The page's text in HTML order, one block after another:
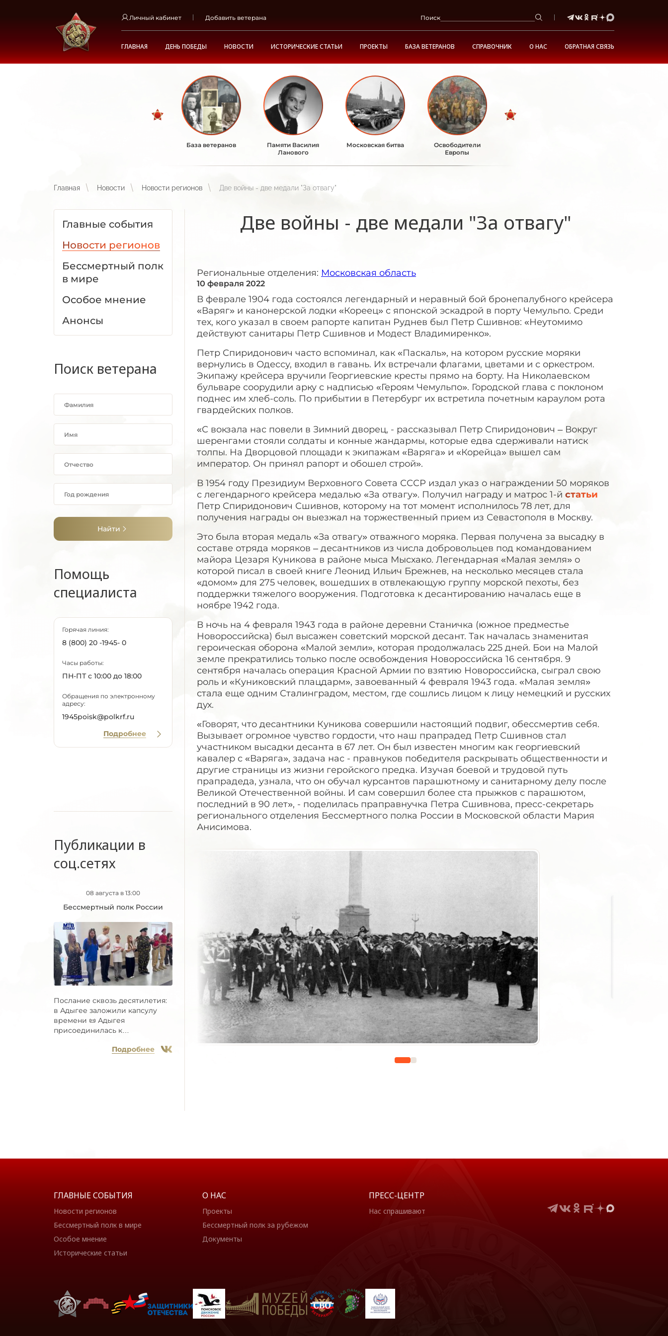
Личный кабинет Добавить ветерана Поиск
ГЛАВНАЯ ДЕНЬ ПОБЕДЫ НОВОСТИ ИСТОРИЧЕСКИЕ СТАТЬИ ПРОЕКТЫ БАЗА ВЕТЕРАНОВ СПРАВОЧНИК О НАС ОБРАТНАЯ СВЯЗЬ
База ветеранов
Памяти Василия
Ланового
Московская битва
Освободители
Европы
Главная Новости Новости регионов Две войны - две медали "За отвагу"
Главные события
Новости регионов
Бессмертный полк
в мире
Особое мнение
Анонсы
Поиск ветерана
Найти
Помощь
специалиста
Горячая линия:
8 (800) 20 -1945- 0
Часы работы:
ПН-ПТ с 10:00 до 18:00
Обращения по электронному
адресу:
1945poisk@polkrf.ru
Подробнее
Публикации в
соц.сетях
08 августа в 13:00
Бессмертный полк России
Послание сквозь десятилетия:
в Адыгее заложили капсулу
времени 📜 Адыгея
присоединилась к
Подробнее
Две войны - две медали "За отвагу"
Региональные отделения: Московская область
10 февраля 2022
В феврале 1904 года состоялся легендарный и неравный бой бронепалубного крейсера
«Варяг» и канонерской лодки «Кореец» с японской эскадрой в порту Чемульпо. Среди
тех, кого указал в своем рапорте капитан Руднев был Петр Сшивнов: «Неутомимо
действуют санитары Петр Сшивнов и Модест Владимиренко».
Петр Спиридонович часто вспоминал, как «Паскаль», на котором русские моряки
вернулись в Одессу, входил в гавань. Их встречали флагами, цветами и с оркестром.
Экипажу крейсера вручили Георгиевские кресты прямо на борту. На Николаевском
бульваре соорудили арку с надписью «Героям Чемульпо». Городской глава с поклоном
поднес им хлеб-соль. По прибытии в Петербург их встретила почетным караулом рота
гвардейских полков.
«С вокзала нас повели в Зимний дворец, - рассказывал Петр Спиридонович – Вокруг
шеренгами стояли солдаты и конные жандармы, которые едва сдерживали натиск
толпы. На Дворцовой площади к экипажам «Варяга» и «Корейца» вышел сам
император. Он принял рапорт и обошел строй».
В 1954 году Президиум Верховного Совета СССР издал указ о награждении 50 моряков
с легендарного крейсера медалью «За отвагу». Получил награду и матрос 1-й статьи
Петр Спиридонович Сшивнов, которому на тот момент исполнилось 78 лет, для
получения награды он выезжал на торжественный прием из Севастополя в Москву.
Это была вторая медаль «За отвагу» отважного моряка. Первая получена за высадку в
составе отряда моряков – десантников из числа добровольцев под командованием
майора Цезаря Куникова в районе мыса Мысхако. Легендарная «Малая земля» о
которой писал в своей книге Леонид Ильич Брежнев, на несколько месяцев стала
«домом» для 275 человек, вошедших в отвлекающую группу морской пехоты, без
поддержки тяжелого вооружения. Подготовка к десантированию началась еще в
ноябре 1942 года.
В ночь на 4 февраля 1943 года в районе деревни Станичка (южное предместье
Новороссийска) был высажен советский морской десант. Так началась знаменитая
героическая оборона «Малой земли», которая продолжалась 225 дней. Бои на Малой
земле прекратились только после освобождения Новороссийска 16 сентября. 9
сентября началась операция Красной Армии по взятию Новороссийска, сыграл свою
роль и «Куниковский плацдарм», завоеванный 4 февраля 1943 года. «Малая земля»
стала еще одним Сталинградом, местом, где сошлись лицом к лицу немецкий и русских
дух.
«Говорят, что десантники Куникова совершили настоящий подвиг, обессмертив себя.
Вызывает огромное чувство гордости, что наш прапрадед Петр Сшивнов стал
участником высадки десанта в 67 лет. Он был известен многим как георгиевский
кавалер с «Варяга», задача нас - правнуков победителя раскрывать общественности и
другие страницы из жизни геройского предка. Изучая боевой и трудовой путь
прапрадеда, узнала, что он обучал курсантов парашютному и санитарному делу после
Великой Отечественной войны. И сам совершил более ста прыжков с парашютом,
последний в 90 лет», - поделилась праправнучка Петра Сшивнова, пресс-секретарь
регионального отделения Бессмертного полка России в Московской области Мария
Анисимова.
ГЛАВНЫЕ СОБЫТИЯ
Новости регионов
Бессмертный полк в мире
Особое мнение
Исторические статьи
О НАС
Проекты
Бессмертный полк за рубежом
Документы
ПРЕСС-ЦЕНТР
Нас спрашивают